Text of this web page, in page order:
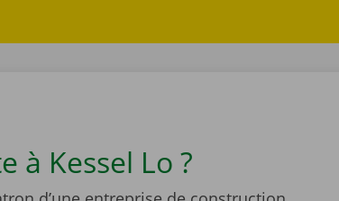
à Kessel Lo ?